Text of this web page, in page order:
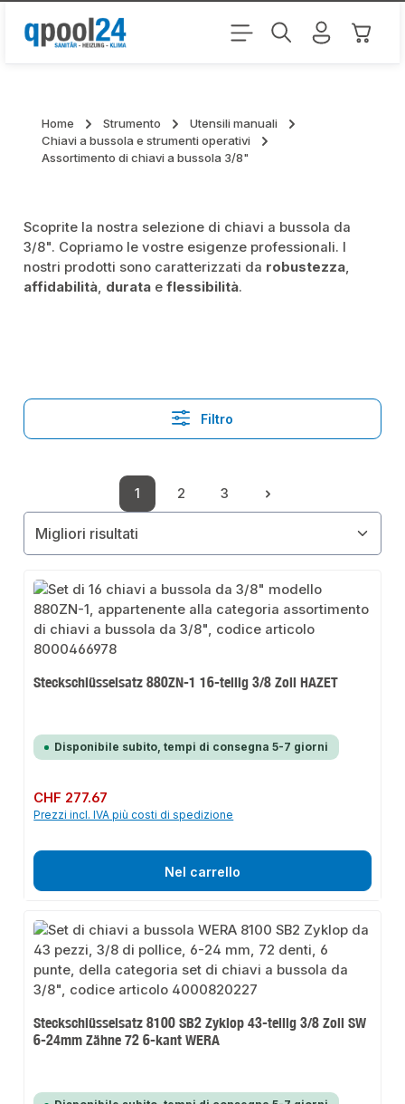
Passa al contenuto principale Il
Home Strumento
Utensili manuali
Chiavi a bussola e strumenti operativi
Assortimento di chiavi a bussola 3/8"
Scoprite la nostra selezione di chiavi a bussola da
3/8". Copriamo le vostre esigenze professionali. I
nostri prodotti sono caratterizzati da robustezza,
affidabilità, durata eflessibilità.
Filtro
Pagina
1
Pagina
2
Pagina
3
Steckschlüsselsatz 880ZN-1 16-teilig 3/8 Zoll HAZET
Disponibile subito, tempi di consegna 5-7 giorni
Prezzo normale:
CHF 277.67
Prezzi incl. IVA più costi di spedizione
Nel carrello
Steckschlüsselsatz 8100 SB2 Zyklop 43-teilig 3/8 Zoll SW
6-24mm Zähne 72 6-kant WERA